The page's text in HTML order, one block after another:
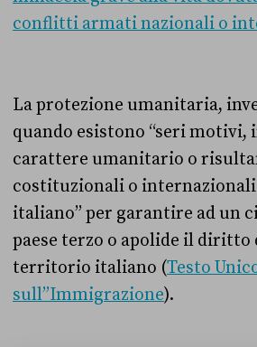
conflitti armati nazionali o
La protezione umanitaria,
quando esistono “seri motivi,
carattere umanitario o
costituzionali o internazionali
italiano” per garantire ad un
paese terzo o apolide il diritto
territorio italiano (Testo
sull”Immigrazione).